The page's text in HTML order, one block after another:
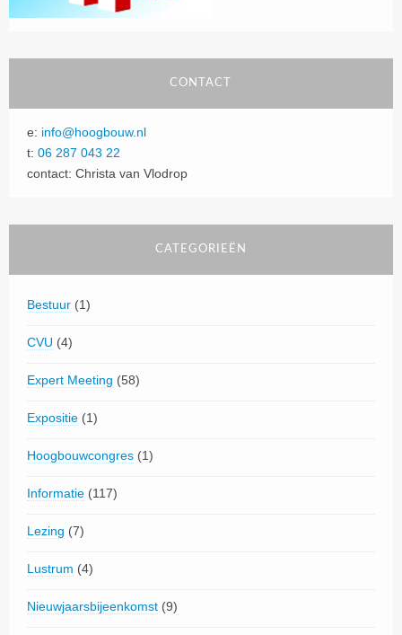
CONTACT
e: info@hoogbouw.nl
t: 06 287 043 22
contact: Christa van Vlodrop
CATEGORIEËN
Bestuur (1)
CVU (4)
Expert Meeting (58)
Expositie (1)
Hoogbouwcongres (1)
Informatie (117)
Lezing (7)
Lustrum (4)
Nieuwjaarsbijeenkomst (9)